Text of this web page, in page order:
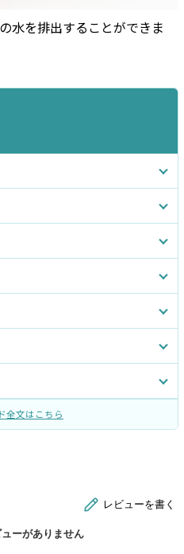
水を排出することができま
全文はこちら